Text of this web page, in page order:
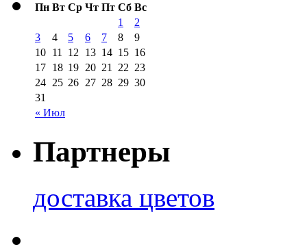
Пн Вт Ср Чт Пт Сб Вс
« Июл
1
2
3
4 5 6 7 8
9
10 11 12 13 14 15 16
17 18 19 20 21 22 23
24 25 26 27 28 29 30
31
Партнеры
доставка цветов